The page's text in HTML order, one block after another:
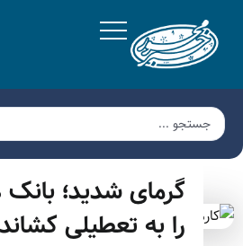
گرمای شدید؛
را به تعطیلی کشاند